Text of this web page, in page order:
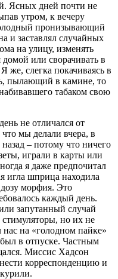
Ясных дней почти не
утром, к вечеру
пронизывающий
и заставлял случайных
на улицу, изменять
или сворачивать в
же, слегка покачиваясь в
пылающий в камине, то
табаком свою
не отличался от
мы делали вчера, в
– потому что ничего
играли в карты или
я даже предпочитал
игла шприца находила
морфия. Это
каждый день.
запутанный случай
стимуляторы, но их не
на «голодном пайке»
в отпуске. Частным
Миссис Хадсон
корреспонденцию и